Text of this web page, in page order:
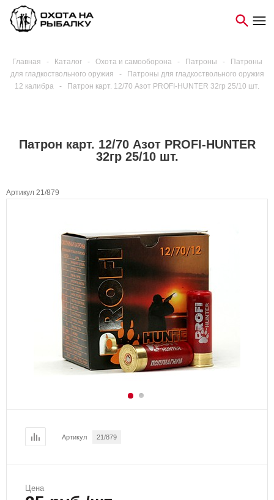
Главная - Каталог - Охота и самооборона - Патроны -
Патроны
для гладкоствольного оружия
-
Патроны для гладкоствольного оружия
12 калибра
- Патрон карт. 12/70 Азот PROFI-HUNTER 32гр 25/10 шт.
Патрон карт. 12/70 Азот PROFI-HUNTER
32гр 25/10 шт.
Артикул 21/879
Артикул 21/879
Цена